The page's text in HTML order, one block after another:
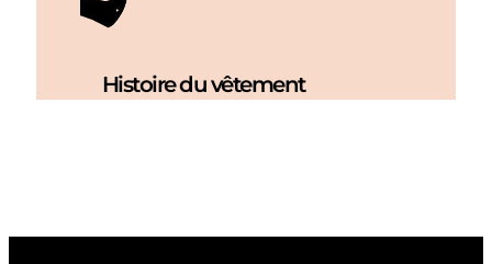
Histoire du vêtement